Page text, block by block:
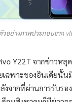
วอย่างภาพประกอบจาก
Y22T จากข่าวห
เฉพาะของอินเดียนั้
งจากที่ผ่านการรับรอ